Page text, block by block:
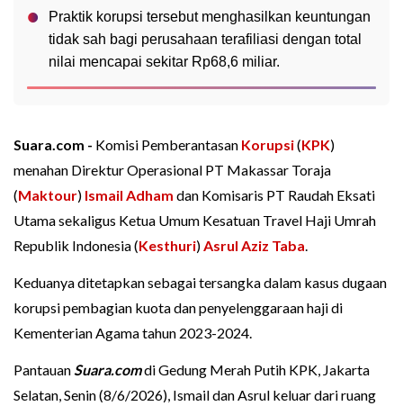
Praktik korupsi tersebut menghasilkan keuntungan
tidak sah bagi perusahaan terafiliasi dengan total
nilai mencapai sekitar Rp68,6 miliar.
Suara.com - Komisi Pemberantasan Korupsi(KPK)
menahan Direktur Operasional PT Makassar Toraja
(Maktour) Ismail Adham dan Komisaris PT Raudah Eksati
Utama sekaligus Ketua Umum Kesatuan Travel Haji Umrah
Republik Indonesia (Kesthuri)Asrul Aziz Taba.
Keduanya ditetapkan sebagai tersangka dalam kasus dugaan
korupsi pembagian kuota dan penyelenggaraan haji di
Kementerian Agama tahun 2023-2024.
PantauanSuara.comdi Gedung Merah Putih KPK, Jakarta
Selatan, Senin (8/6/2026), Ismail dan Asrul keluar dari ruang